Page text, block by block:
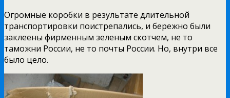
Огромные коробки в результате длительной
транспортировки поистрепались, и бережно были
заклеены фирменным зеленым скотчем, не то
таможни России, не то почты России. Но, внутри все
было цело.